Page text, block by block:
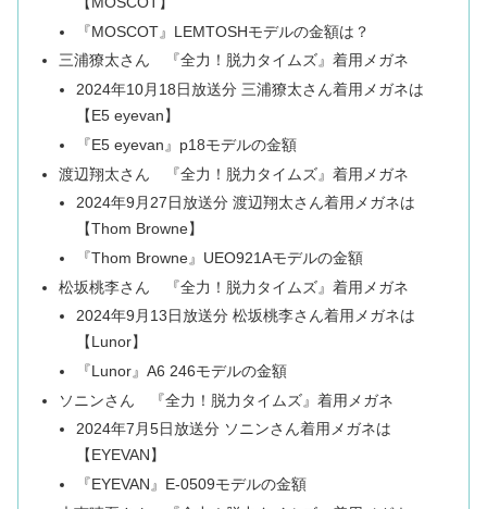
『MOSCOT』LEMTOSHモデルの金額は？
三浦獠太さん 『全力！脱力タイムズ』着用メガネ
2024年10月18日放送分 三浦獠太さん着用メガネは
【E5 eyevan】
『E5 eyevan』p18モデルの金額
渡辺翔太さん 『全力！脱力タイムズ』着用メガネ
2024年9月27日放送分 渡辺翔太さん着用メガネは
【Thom Browne】
『Thom Browne』UEO921Aモデルの金額
松坂桃李さん 『全力！脱力タイムズ』着用メガネ
2024年9月13日放送分 松坂桃李さん着用メガネは
【Lunor】
『Lunor』A6 246モデルの金額
ソニンさん 『全力！脱力タイムズ』着用メガネ
2024年7月5日放送分 ソニンさん着用メガネは
【EYEVAN】
『EYEVAN』E-0509モデルの金額